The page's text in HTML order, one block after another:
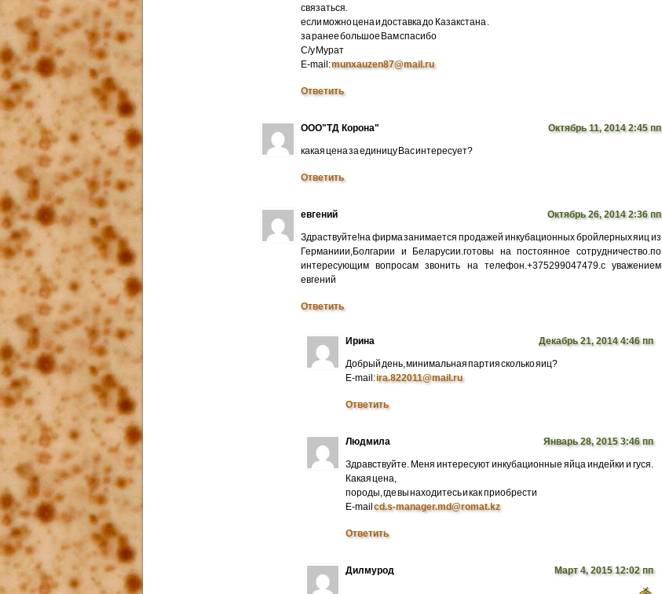
связаться.
если можно цена и доставка до Казакстана .
за ранее большое Вам спасибо
С/у Мурат
E-mail:munxauzen87@mail.ru
Ответить
ООО"ТД Корона" Октябрь 11, 2014 2:45 пп
какая цена за единицу Вас интересует?
Ответить
евгений Октябрь 26, 2014 2:36 пп
Здраствуйте!на фирма занимается продажей инкубационных бройлерных яиц из
Германиии,Болгарии и Беларусии.готовы на постоянное сотрудничество.по
интересующим вопросам звонить на телефон.+375299047479.с уважением
евгений
Ответить
Ирина Декабрь 21, 2014 4:46 пп
Добрый день, минимальная партия сколько яиц?
E-mail:ira.822011@mail.ru
Ответить
Людмила Январь 28, 2015 3:46 пп
Здравствуйте. Меня интересуют инкубационные яйца индейки и гуся.
Какая цена,
породы, где вы находитесь и как приобрести
E-mailcd.s-manager.md@romat.kz
Ответить
Дилмурод Март 4, 2015 12:02 пп